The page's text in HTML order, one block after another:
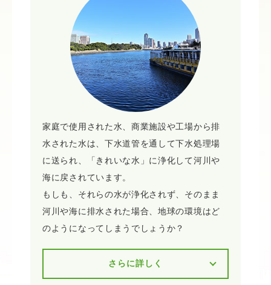
家庭で使用された水、商業施設や工場から排
水された水は、下水道管を通して下水処理場
に送られ、「きれいな水」に浄化して河川や
海に戻されています。
もしも、それらの水が浄化されず、そのまま
河川や海に排水された場合、地球の環境はど
のようになってしまうでしょうか？
さらに詳しく